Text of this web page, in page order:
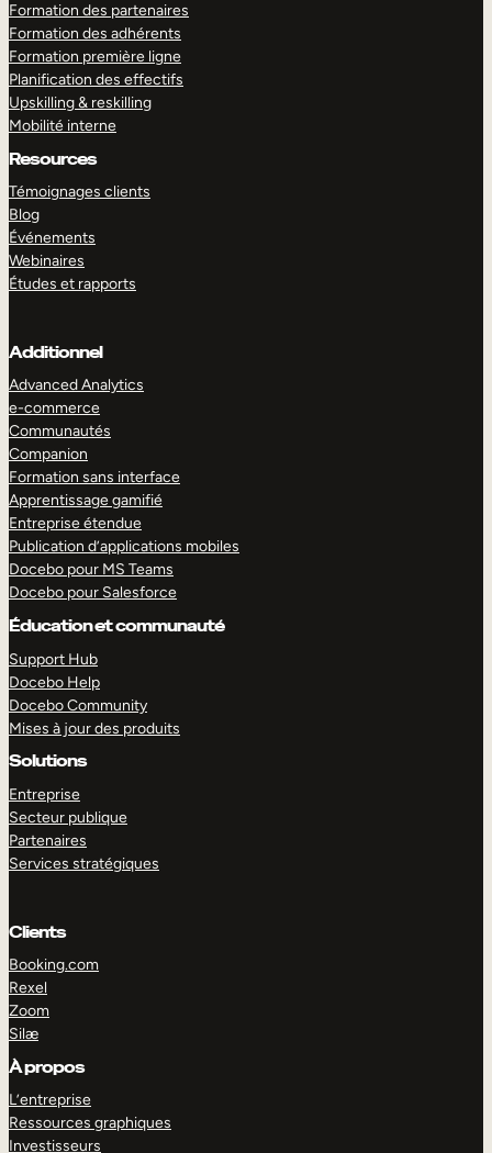
Formation des partenaires
Formation des adhérents
Formation première ligne
Planification des effectifs
Upskilling & reskilling
Mobilité interne
Resources
Témoignages clients
Blog
Événements
Webinaires
Études et rapports
Additionnel
Advanced Analytics
e-commerce
Communautés
Companion
Formation sans interface
Apprentissage gamifié
Entreprise étendue
Publication d’applications mobiles
Docebo pour MS Teams
Docebo pour Salesforce
Éducation et communauté
Support Hub
Docebo Help
Docebo Community
Mises à jour des produits
Solutions
Entreprise
Secteur publique
Partenaires
Services stratégiques
Clients
Booking.com
Rexel
Zoom
Silæ
À propos
L’entreprise
Ressources graphiques
Investisseurs